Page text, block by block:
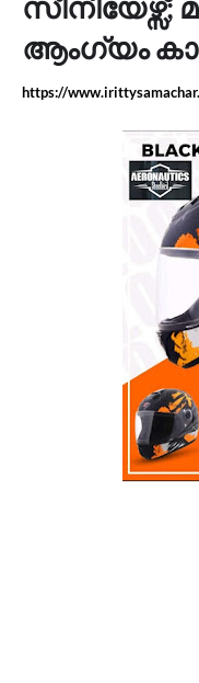
ആംഗ്യം
https://